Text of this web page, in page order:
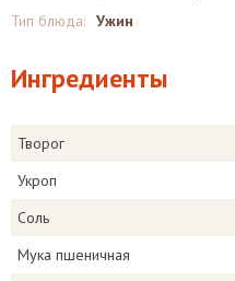
Тип блюда: Ужин
Ингредиенты
Творог
Укроп
Соль
Мука пшеничная